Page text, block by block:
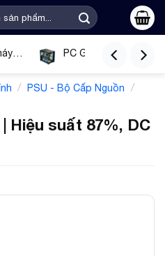
PC Gaming
/ PSU - Bộ Cấp Nguồn /
Hiệu suất 87%, DC